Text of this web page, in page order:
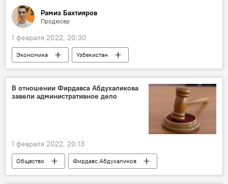
Рамиз Бахтияров
Продюсер
1 февраля 2022, 20:30
Экономика
Узбекистан
сотрудничество
энергетика
В отношении Фирдавса Абдухаликова
завели административное дело
1 февраля 2022, 20:13
Общество Фирдавс Абдухаликов